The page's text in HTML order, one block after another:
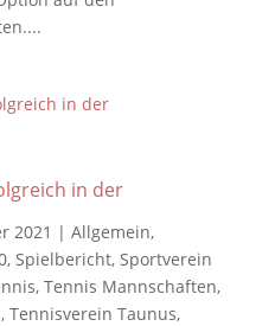
in der
2021 | Allgemein,
, Spielbericht, Sportverein
, Tennis Mannschaften,
, Tennisverein Taunus,